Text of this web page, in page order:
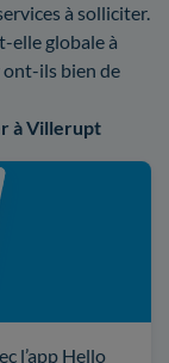
à solliciter.
elle globale à
ils bien de
à Villerupt
l’app Hello